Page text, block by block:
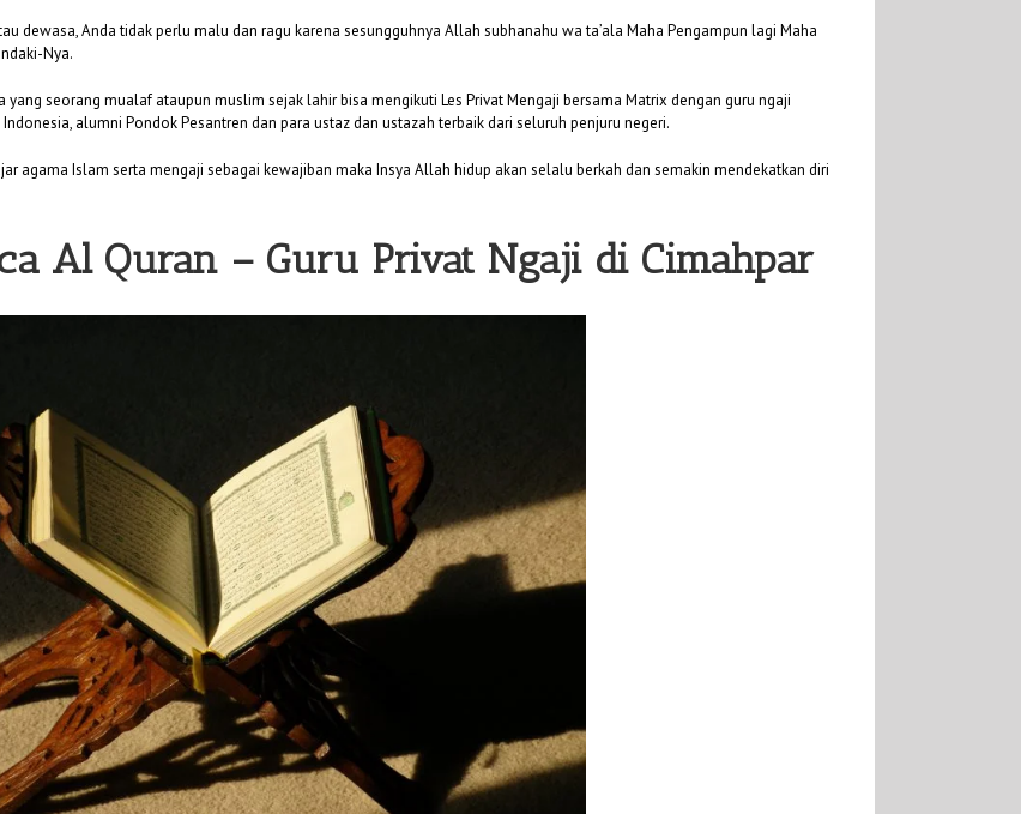
dewasa, Anda tidak perlu malu dan ragu karena sesungguhnya Allah subhanahu wa ta’ala Maha Pengampun lagi Maha
Nya.
yang seorang mualaf ataupun muslim sejak lahir bisa mengikuti Les Privat Mengaji bersama Matrix dengan guru ngaji
alumni Pondok Pesantren dan para ustaz dan ustazah terbaik dari seluruh penjuru negeri.
agama Islam serta mengaji sebagai kewajiban maka Insya Allah hidup akan selalu berkah dan semakin mendekatkan diri
Al Quran – Guru Privat Ngaji di Cimahpar